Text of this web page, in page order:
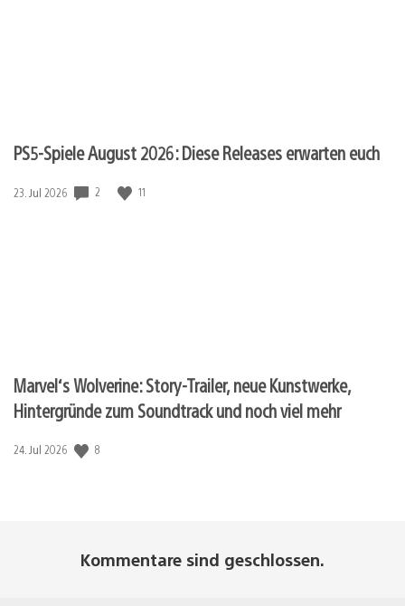
PS5-Spiele August 2026: Diese Releases erwarten euch
Veröffentlichungsdatum:
23. Jul 2026 2 11
Marvel‘s Wolverine: Story-Trailer, neue Kunstwerke,
Hintergründe zum Soundtrack und noch viel mehr
Veröffentlichungsdatum:
24. Jul 2026 8
Kommentare sind geschlossen.